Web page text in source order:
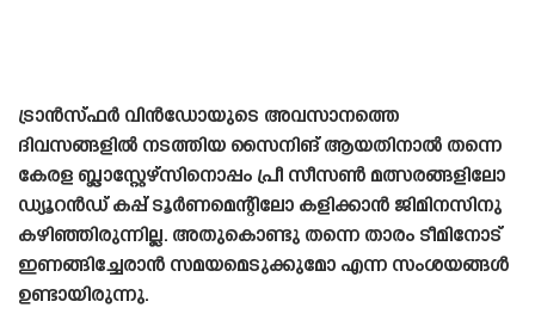
ട്രാൻസ്‌ഫർ വിൻഡോയുടെ അവസാനത്തെ
ദിവസങ്ങളിൽ നടത്തിയ സൈനിങ്‌ ആയതിനാൽ തന്നെ
കേരള ബ്ലാസ്റ്റേഴ്‌സിനൊപ്പം പ്രീ സീസൺ മത്സരങ്ങളിലോ
ഡ്യൂറൻഡ് കപ്പ് ടൂർണമെന്റിലോ കളിക്കാൻ ജിമിനസിനു
കഴിഞ്ഞിരുന്നില്ല. അതുകൊണ്ടു തന്നെ താരം ടീമിനോട്
ഇണങ്ങിച്ചേരാൻ സമയമെടുക്കുമോ എന്ന സംശയങ്ങൾ
ഉണ്ടായിരുന്നു.